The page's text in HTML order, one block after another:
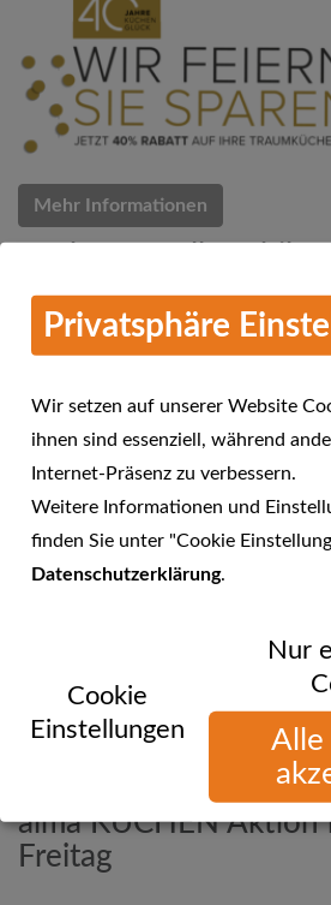
Mehr Informationen
Küchen Quelle feiert 40 Jahre
alma KÜCHEN Aktion
Freitag
Privatsphäre
Wir setzen auf unserer Website
ihnen sind essenziell, während
Internet-Präsenz zu verbessern.
Weitere Informationen und
finden Sie unter "Cookie
Datenschutzerklärung.
Cookie
Einstellungen
Nur
Alle